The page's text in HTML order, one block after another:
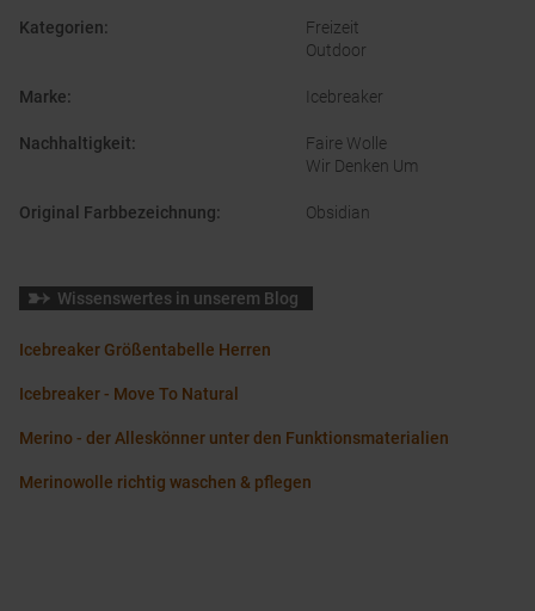
Kategorien:
Freizeit
Outdoor
Marke: Icebreaker
Nachhaltigkeit:
Faire Wolle
Wir Denken Um
Original Farbbezeichnung: Obsidian
Wissenswertes in unserem Blog
Icebreaker Größentabelle Herren
Icebreaker - Move To Natural
Merino - der Alleskönner unter den Funktionsmaterialien
Merinowolle richtig waschen & pflegen